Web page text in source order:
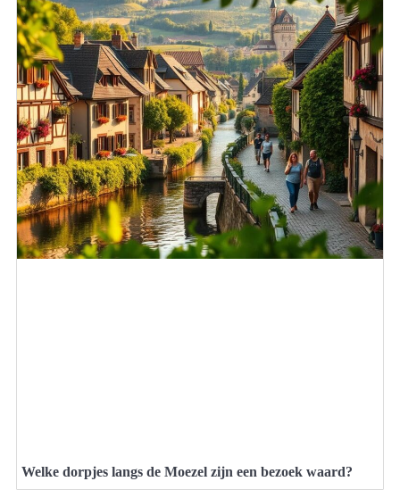
Welke dorpjes langs de Moezel zijn een bezoek waard?